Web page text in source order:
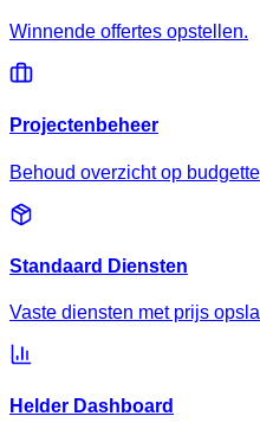
Winnende offertes opstellen.
Projectenbeheer
Behoud overzicht op
Standaard Diensten
Vaste diensten met prijs
Helder Dashboard